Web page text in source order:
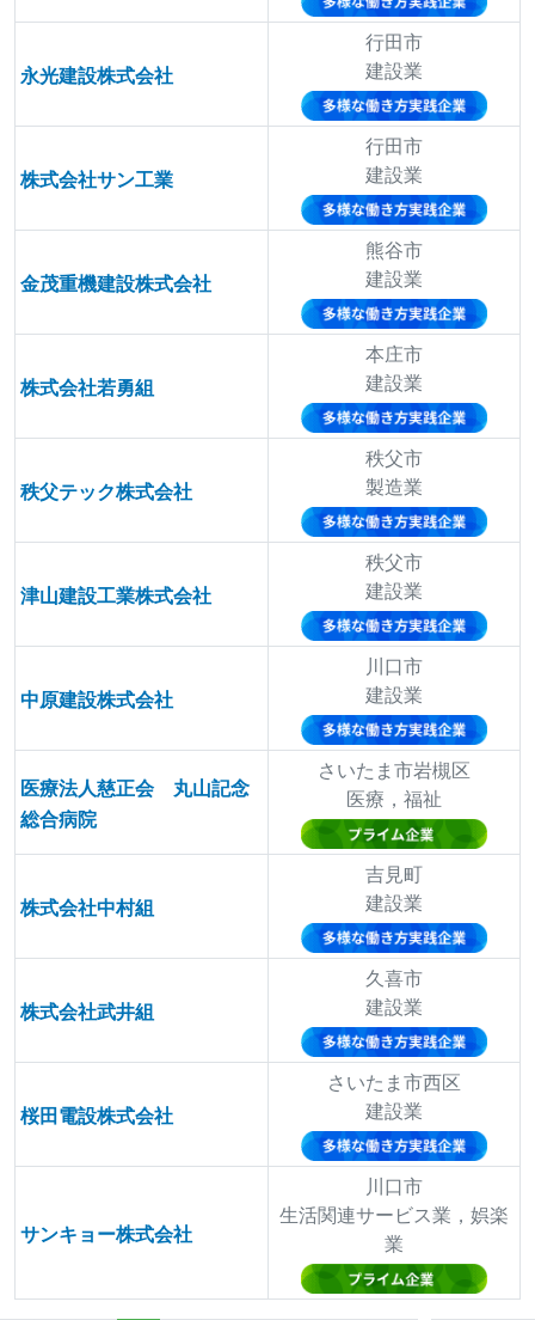
永光建設株式会社
行田市
建設業
株式会社サン工業
行田市
建設業
金茂重機建設株式会社
熊谷市
建設業
株式会社若勇組
本庄市
建設業
秩父テック株式会社
秩父市
製造業
津山建設工業株式会社
秩父市
建設業
中原建設株式会社
川口市
建設業
医療法人慈正会 丸山記念
総合病院
さいたま市岩槻区
医療，福祉
株式会社中村組
吉見町
建設業
株式会社武井組
久喜市
建設業
桜田電設株式会社
さいたま市西区
建設業
サンキョー株式会社
川口市
生活関連サービス業，娯楽
業